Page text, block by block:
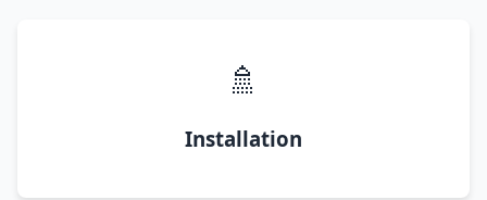
🚿
Installation